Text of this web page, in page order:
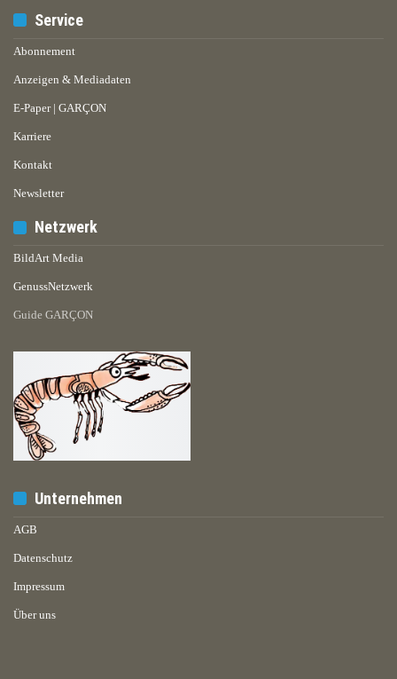
Service
Abonnement
Anzeigen & Mediadaten
E-Paper | GARÇON
Karriere
Kontakt
Newsletter
Netzwerk
BildArt Media
GenussNetzwerk
Guide GARÇON
Unternehmen
AGB
Datenschutz
Impressum
Über uns